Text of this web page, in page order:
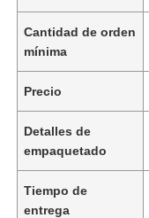
Cantidad de orden
mínima
Precio
Detalles de
empaquetado
Tiempo de
entrega